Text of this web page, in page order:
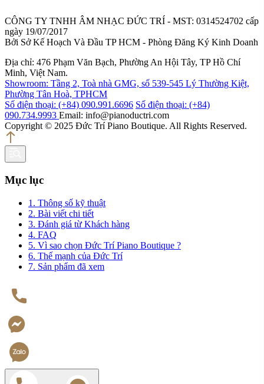
CÔNG TY TNHH ÂM NHẠC ĐỨC TRÍ - MST: 0314524702 cấp
ngày 19/07/2017
Bởi Sở Kế Hoạch Và Đầu TP HCM - Phòng Đăng Ký Kinh Doanh
Địa chỉ: 476 Phạm Văn Bạch, Phường An Hội Tây, TP Hồ Chí
Minh, Việt Nam.
Showroom: Tầng 2, Toà nhà GMG, số 539-545 Lý Thường Kiệt,
Phường Tân Hoà, TPHCM
Số điện thoại: (+84) 090.991.6696 Số điện thoại: (+84)
090.734.9993 Email: info@pianoductri.com
Copyright © 2025 Đức Trí Piano Boutique. All Rights Reserved.
Mục lục
1. Thông số kỹ thuật
2. Bài viết chi tiết
3. Đánh giá từ Khách hàng
4. FAQ
5. Vì sao chọn Đức Trí Piano Boutique ?
6. Thế mạnh của Đức Trí
7. Sản phẩm đã xem